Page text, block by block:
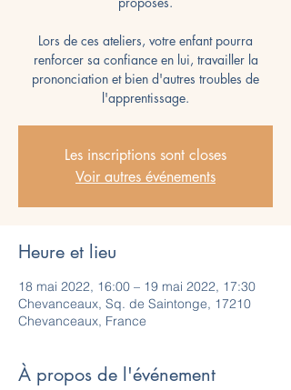
Lors de ces ateliers, votre enfant pourra
renforcer sa confiance en lui, travailler la
prononciation et bien d'autres troubles de
l'apprentissage.
Les inscriptions sont closes
Voir autres événements
Heure et lieu
18 mai 2022, 16:00 – 19 mai 2022, 17:30
Chevanceaux, Sq. de Saintonge, 17210
Chevanceaux, France
À propos de l'événement